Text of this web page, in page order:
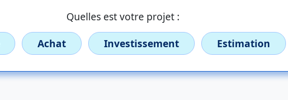
Quelles est votre projet :
Achat Investissement Estimation